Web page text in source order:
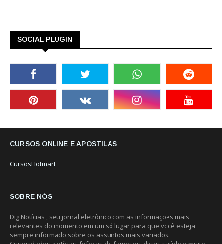
SOCIAL PLUGIN
CURSOS ONLINE E APOSTILAS
CursosHotmart
SOBRE NÓS
Dig Notícias , seu jornal eletrônico com as informações mais
relevantes do momento em um só lugar para que você esteja
sempre informado sobre os assuntos mais variados.